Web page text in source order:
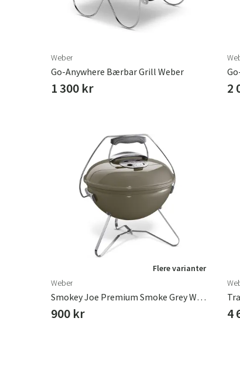
Uanset om du planlægger en weekendtur
pålidelig campinggrill et uundværligt
Weber
Go-Anywhere Bærbar Grill Weber
1 300 kr 2
Flere varianter
Weber
Smokey Joe Premium Smoke Grey Weber
900 kr 4